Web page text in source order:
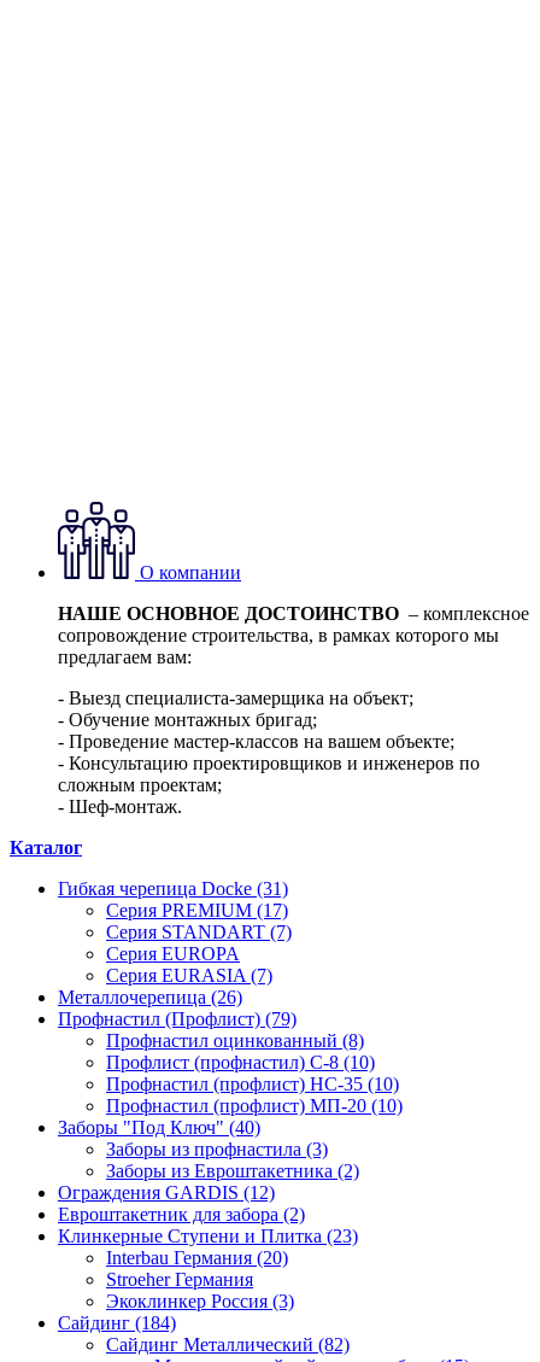
О компании
НАШЕ ОСНОВНОЕ ДОСТОИНСТВО – комплексное
сопровождение строительства, в рамках которого мы
предлагаем вам:
- Выезд специалиста-замерщика на объект;
- Обучение монтажных бригад;
- Проведение мастер-классов на вашем объекте;
- Консультацию проектировщиков и инженеров по
сложным проектам;
- Шеф-монтаж.
Каталог
Гибкая черепица Docke (31)
Серия PREMIUM (17)
Серия STANDART (7)
Серия EUROPA
Серия EURASIA (7)
Металлочерепица (26)
Профнастил (Профлист) (79)
Профнастил оцинкованный (8)
Профлист (профнастил) С-8 (10)
Профнастил (профлист) НС-35 (10)
Профнастил (профлист) МП-20 (10)
Заборы "Под Ключ" (40)
Заборы из профнастила (3)
Заборы из Евроштакетника (2)
Ограждения GARDIS (12)
Евроштакетник для забора (2)
Клинкерные Ступени и Плитка (23)
Interbau Германия (20)
Stroeher Германия
Экоклинкер Россия (3)
Сайдинг (184)
Сайдинг Металлический (82)